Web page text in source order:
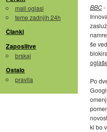
mali oglasi
teme zadnjih 24h
Članki
Zaposlitve
brskaj
Ostalo
pravila
BBC-
še
Po
ki bo